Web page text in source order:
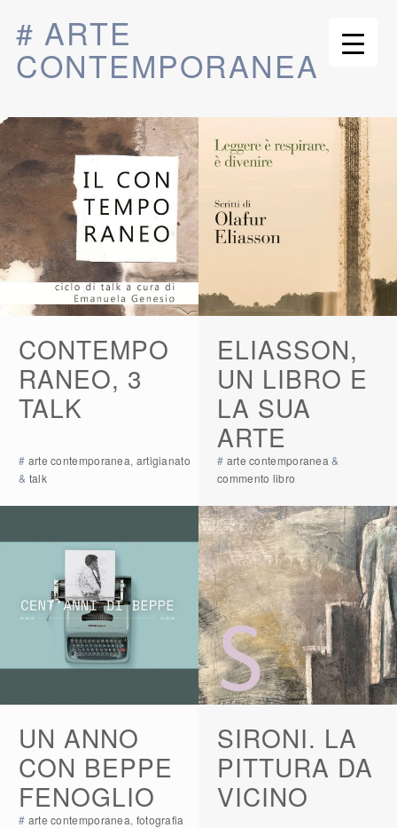
# ARTE
CONTEMPORANEA
CONTEMPO
RANEO, 3
TALK
# arte contemporanea, artigianato
& talk
ELIASSON,
UN LIBRO E
LA SUA
ARTE
# arte contemporanea &
commento libro
UN ANNO
CON BEPPE
FENOGLIO
# arte contemporanea, fotografia
SIRONI. LA
PITTURA DA
VICINO